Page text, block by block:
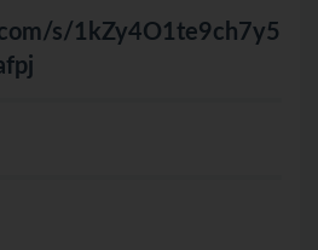
s/1kZy4O1te9ch7y5